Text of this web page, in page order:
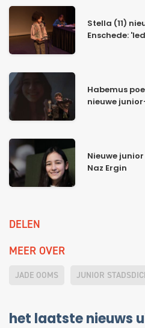
Stella (11)
Enschede:
Habemus
nieuwe
Nieuwe
Naz Ergin
DELEN
MEER OVER
JADE OOMS JUNIOR
het laatste nieuws